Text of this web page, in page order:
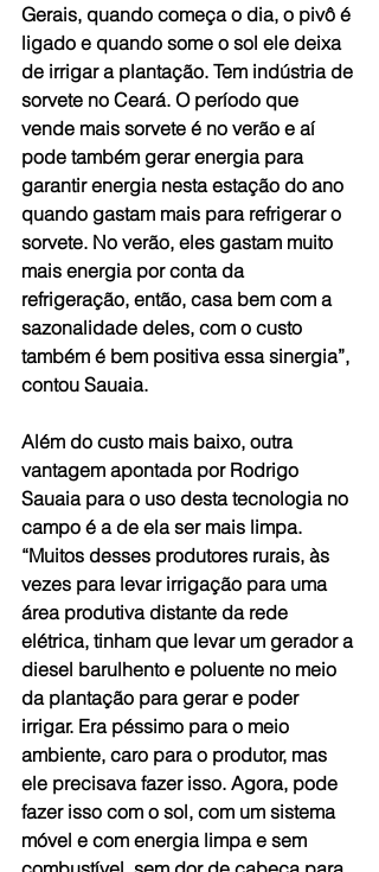
Gerais, quando começa o dia, o pivô é
ligado e quando some o sol ele deixa
de irrigar a plantação. Tem indústria de
sorvete no Ceará. O período que
vende mais sorvete é no verão e aí
pode também gerar energia para
garantir energia nesta estação do ano
quando gastam mais para refrigerar o
sorvete. No verão, eles gastam muito
mais energia por conta da
refrigeração, então, casa bem com a
sazonalidade deles, com o custo
também é bem positiva essa sinergia”,
contou Sauaia.
Além do custo mais baixo, outra
vantagem apontada por Rodrigo
Sauaia para o uso desta tecnologia no
campo é a de ela ser mais limpa.
“Muitos desses produtores rurais, às
vezes para levar irrigação para uma
área produtiva distante da rede
elétrica, tinham que levar um gerador a
diesel barulhento e poluente no meio
da plantação para gerar e poder
irrigar. Era péssimo para o meio
ambiente, caro para o produtor, mas
ele precisava fazer isso. Agora, pode
fazer isso com o sol, com um sistema
móvel e com energia limpa e sem